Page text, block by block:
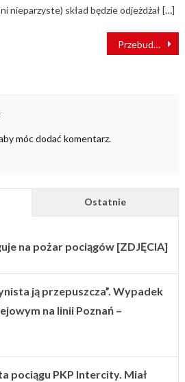
nieparzyste) skład będzie odjeżdżał […]
Przebudowa dworca w Pasłęku wkracza w kolejny etap
móc dodać komentarz.
Ostatnie
na pożar pociągów [ZDJĘCIA]
ją przepuszcza”. Wypadek
na linii Poznań –
pociągu PKP Intercity. Miał